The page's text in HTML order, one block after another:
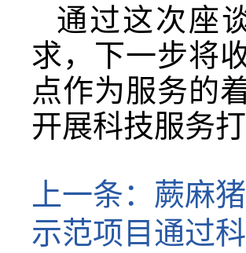
通过这次座
求，下一步将
点作为服务的
开展科技服务
上一条： 蕨麻
示范项目通过